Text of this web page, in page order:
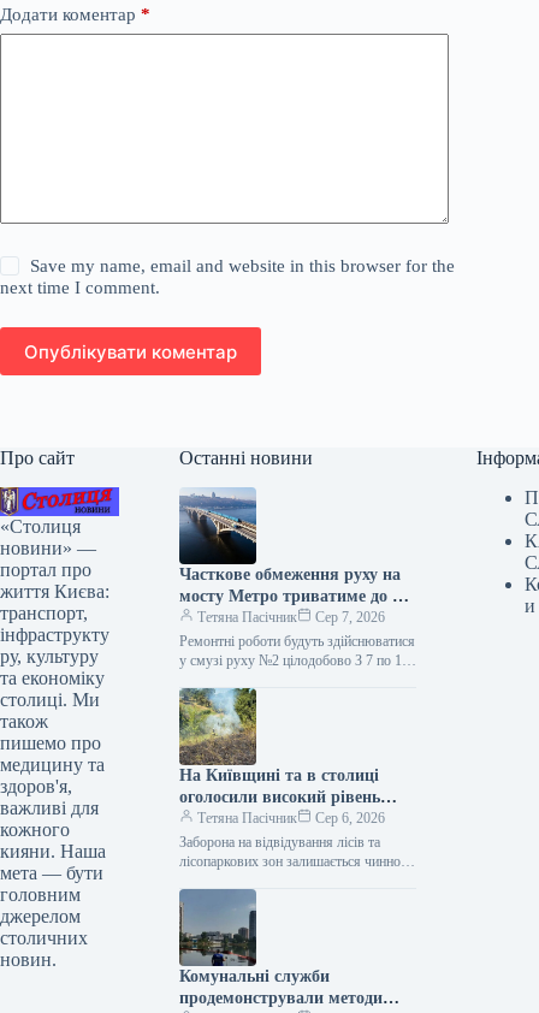
Додати коментар *
Save my name, email and website in this browser for the
next time I comment.
Опублікувати коментар
Про сайт
«Столиця
новини» —
портал про
життя Києва:
транспорт,
інфраструкту
ру, культуру
та економіку
столиці. Ми
також
пишемо про
медицину та
здоров'я,
важливі для
кожного
кияни. Наша
мета — бути
головним
джерелом
столичних
новин.
Останні новини
Часткове обмеження руху на
мосту Метро триватиме до 10
серпня (візуалізація)
Тетяна Пасічник
Сер 7, 2026
Ремонтні роботи будуть здійснюватися
у смузі руху №2 цілодобово З 7 по 10
пересування мостом Метро.…
На Київщині та в столиці
оголосили високий рівень
пожежної небезпеки.
Тетяна Пасічник
Сер 6, 2026
Заборона на відвідування лісів та
лісопаркових зон залишається чинною
Завтра, 7 серпня, у Києві…
Комунальні служби
продемонстрували методи
и